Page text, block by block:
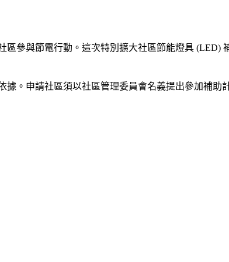
參與節電行動。這次特別擴大社區節能燈具 (LED)
。申請社區須以社區管理委員會名義提出參加補助